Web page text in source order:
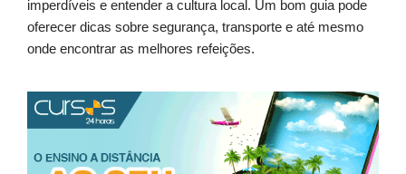
imperdíveis e entender a cultura local. Um bom guia pode
oferecer dicas sobre segurança, transporte e até mesmo
onde encontrar as melhores refeições.